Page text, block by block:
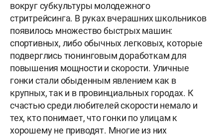
вокруг субкультуры молодежного
стритрейсинга. В руках вчерашних школьников
появилось множество быстрых машин:
спортивных, либо обычных легковых, которые
подверглись тюнинговым доработкам для
повышения мощности и скорости. Уличные
гонки стали обыденным явлением как в
крупных, так и в провинциальных городах. К
счастью среди любителей скорости немало и
тех, кто понимает, что гонки по улицам к
хорошему не приводят. Многие из них